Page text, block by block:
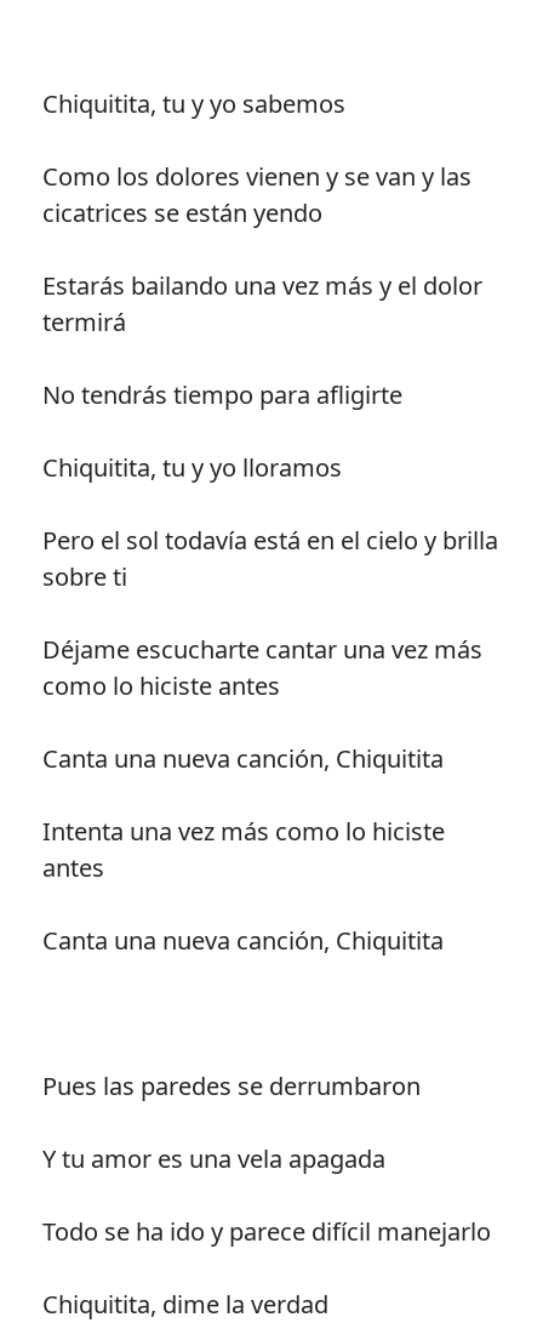
Chiquitita, tu y yo sabemos
Como los dolores vienen y se van y las
cicatrices se están yendo
Estarás bailando una vez más y el dolor
termirá
No tendrás tiempo para afligirte
Chiquitita, tu y yo lloramos
Pero el sol todavía está en el cielo y brilla
sobre ti
Déjame escucharte cantar una vez más
como lo hiciste antes
Canta una nueva canción, Chiquitita
Intenta una vez más como lo hiciste
antes
Canta una nueva canción, Chiquitita
Pues las paredes se derrumbaron
Y tu amor es una vela apagada
Todo se ha ido y parece difícil manejarlo
Chiquitita, dime la verdad